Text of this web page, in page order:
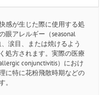
感が生じた際に使用する処
眼アレルギー（seasonal
涙目、または焼けるよう
処方されます。実際の医療
conjunctivitis）におけ
に特に花粉飛散時期などの
。